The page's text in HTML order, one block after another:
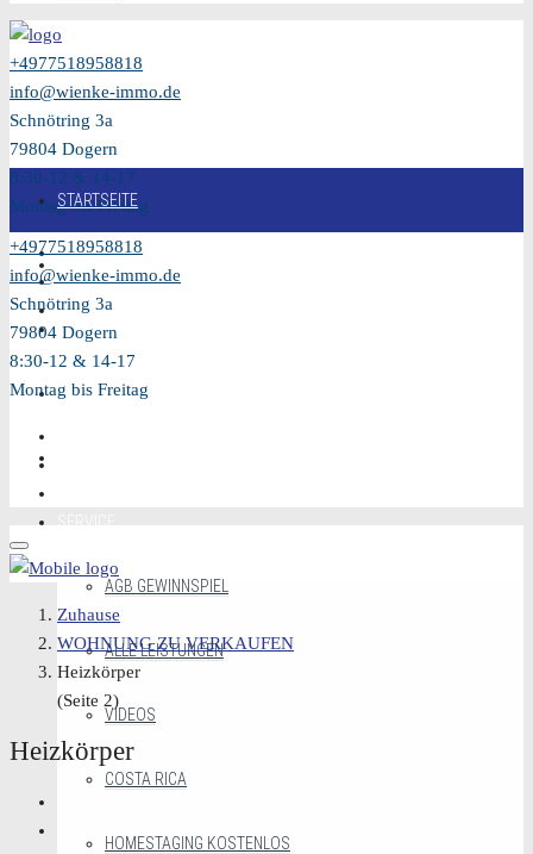
+4977518958818
info@wienke-immo.de
Schnötring 3a
79804 Dogern
8:30-12 & 14-17
Montag bis Freitag
STARTSEITE
VERKAUFEN
MIETEN
AGB GEWINNSPIEL
ALLE LEISTUNGEN
VIDEOS
COSTA RICA
HOMESTAGING KOSTENLOS
+4977518958818
info@wienke-immo.de
Schnötring 3a
79804 Dogern
8:30-12 & 14-17
Montag bis Freitag
Zuhause
WOHNUNG ZU VERKAUFEN
Heizkörper
(Seite 2)
Heizkörper